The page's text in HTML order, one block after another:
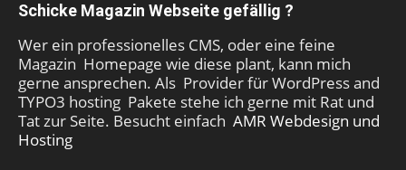
Schicke Magazin Webseite gefällig ?
Wer ein professionelles CMS, oder eine feine
Magazin Homepage wie diese plant, kann mich
gerne ansprechen. Als Provider für WordPress and
TYPO3 hosting Pakete stehe ich gerne mit Rat und
Tat zur Seite. Besucht einfach AMR Webdesign und
Hosting